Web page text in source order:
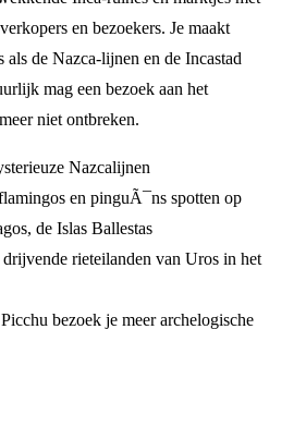
en bezoekers. Je maakt
als de Nazca-lijnen en de Incastad
mag een bezoek aan het
niet ontbreken.
Nazcalijnen
en pinguÃ¯ns spotten op
de Islas Ballestas
rieteilanden van Uros in het
bezoek je meer archelogische